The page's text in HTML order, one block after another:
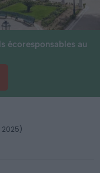
écoresponsables au
2025)